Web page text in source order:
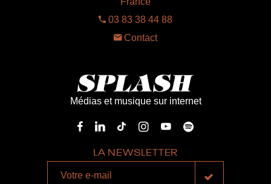
03 83 38 44 88
Contact
Médias et musique sur internet
LA NEWSLETTER